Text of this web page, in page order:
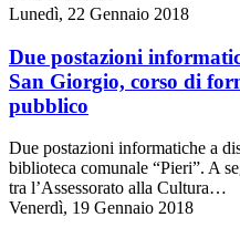
Lunedì, 22 Gennaio 2018
Due postazioni
San Giorgio, corso di
pubblico
Due postazioni informatiche a
biblioteca comunale “Pieri”. A
tra l’Assessorato alla Cultura…
Venerdì, 19 Gennaio 2018